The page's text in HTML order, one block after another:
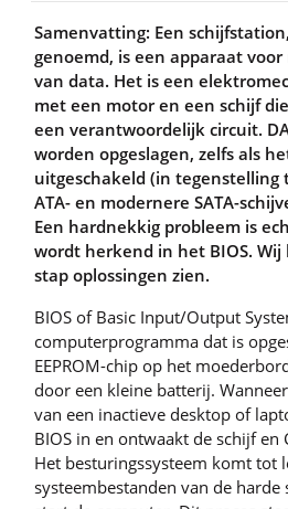
Samenvatting: Een
genoemd, is een apparaat
van data. Het is een
met een motor en een schijf
een verantwoordelijk circuit.
worden opgeslagen, zelfs als
uitgeschakeld (in tegenstelling
ATA- en modernere SATA-
Een hardnekkig probleem is
wordt herkend in het BIOS.
stap oplossingen zien.
BIOS of Basic Input/Output
computerprogramma dat is
EEPROM-chip op het
door een kleine batterij.
van een inactieve desktop of
BIOS in en ontwaakt de schijf en
Het besturingssysteem komt tot
systeembestanden van de